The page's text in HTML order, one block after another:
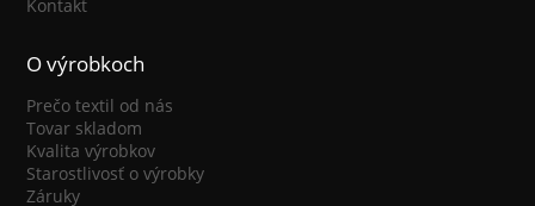
Kontakt
O výrobkoch
Prečo textil od nás
Tovar skladom
Kvalita výrobkov
Starostlivosť o výrobky
Záruky